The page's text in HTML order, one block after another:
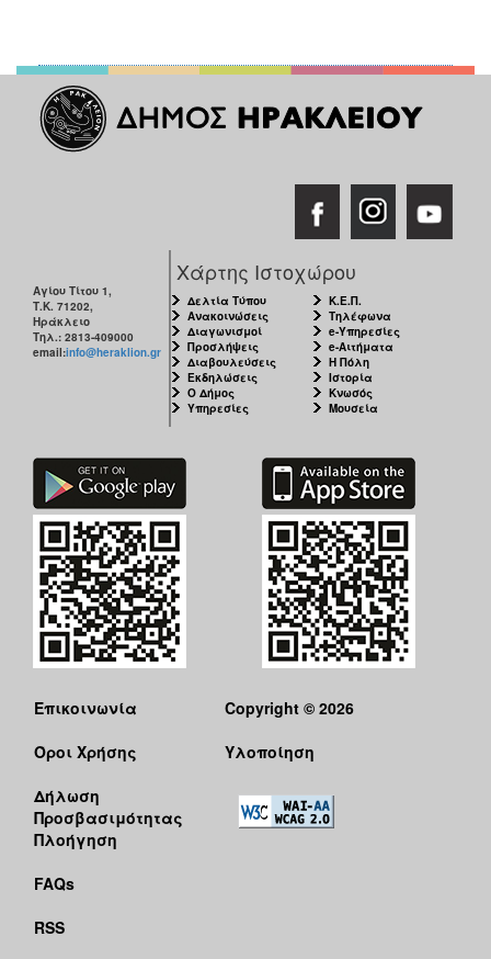
Αγίου Τίτου 1,
Τ.Κ. 71202,
Ηράκλειο
Τηλ.: 2813-409000
email:info@heraklion.gr
Χάρτης Ιστοχώρου
Δελτία Τύπου
Ανακοινώσεις
Διαγωνισμοί
Προσλήψεις
Διαβουλεύσεις
Εκδηλώσεις
Ο Δήμος
Υπηρεσίες
Κ.Ε.Π.
Τηλέφωνα
e-Υπηρεσίες
e-Αιτήματα
Η Πόλη
Ιστορία
Κνωσός
Μουσεία
Επικοινωνία
Όροι Χρήσης
Δήλωση
Προσβασιμότητας
Πλοήγηση
FAQs
RSS
Copyright © 2026
Υλοποίηση